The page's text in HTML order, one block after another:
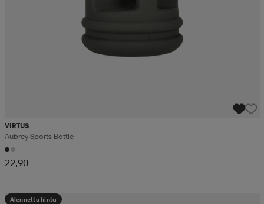
VIRTUS
Aubrey Sports Bottle
22,90
Alennettu hinta